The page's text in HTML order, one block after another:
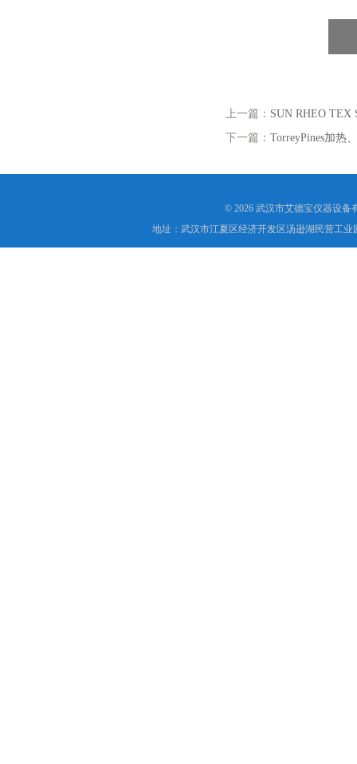
上一篇： SUN RHEO TEX
下一篇： TorreyPines加热
© 2026 武汉市艾德宝仪器设备
地址：武汉市江夏区经济开发区汤逊湖民营工业